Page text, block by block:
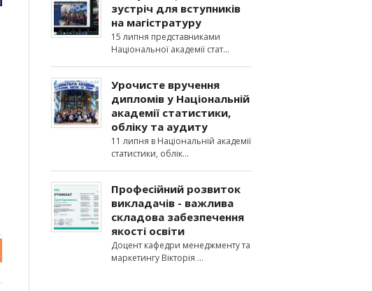
зустріч для вступників
на магістратуру
15 липня представниками
Національної академії стат
Урочисте вручення
дипломів у Національній
академії статистики,
обліку та аудиту
11 липня в Національній академії
статистики, облік
Професійний розвиток
викладачів - важлива
складова забезпечення
якості освіти
Доцент кафедри менеджменту та
маркетингу Вікторія